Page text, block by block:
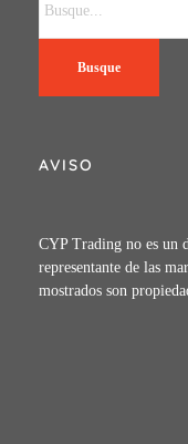
Busque
AVISO
CYP Trading no es un
representante de las
mostrados son